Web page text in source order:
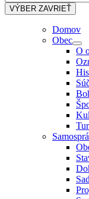
VÝBER ZAVRIEŤ
Domov
Obec
sub
O